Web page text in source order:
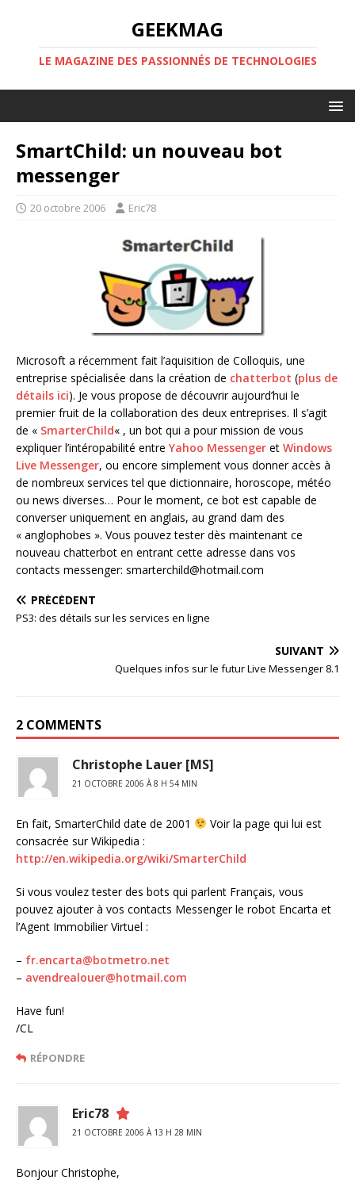
GEEKMAG
LE MAGAZINE DES PASSIONNÉS DE TECHNOLOGIES
SmartChild: un nouveau bot
messenger
20 octobre 2006 Eric78
Microsoft a récemment fait l’aquisition de Colloquis, une
entreprise spécialisée dans la création de chatterbot (plus de
détails ici). Je vous propose de découvrir aujourd’hui le
premier fruit de la collaboration des deux entreprises. Il s’agit
de « SmarterChild« , un bot qui a pour mission de vous
expliquer l’intéropabilité entre Yahoo Messenger et Windows
Live Messenger, ou encore simplement vous donner accès à
de nombreux services tel que dictionnaire, horoscope, météo
ou news diverses… Pour le moment, ce bot est capable de
converser uniquement en anglais, au grand dam des
« anglophobes ». Vous pouvez tester dès maintenant ce
nouveau chatterbot en entrant cette adresse dans vos
contacts messenger: smarterchild@hotmail.com
PRÉCÉDENT
PS3: des détails sur les services en ligne
SUIVANT
Quelques infos sur le futur Live Messenger 8.1
2 COMMENTS
Christophe Lauer [MS]
21 OCTOBRE 2006 À 8 H 54 MIN
En fait, SmarterChild date de 2001
Voir la page qui lui est
consacrée sur Wikipedia :
http://en.wikipedia.org/wiki/SmarterChild
Si vous voulez tester des bots qui parlent Français, vous
pouvez ajouter à vos contacts Messenger le robot Encarta et
l’Agent Immobilier Virtuel :
– fr.encarta@botmetro.net
– avendrealouer@hotmail.com
Have fun!
/CL
RÉPONDRE
Eric78
21 OCTOBRE 2006 À 13 H 28 MIN
Bonjour Christophe,